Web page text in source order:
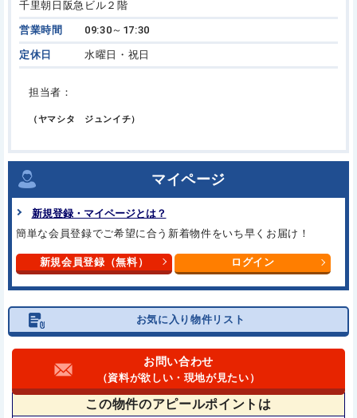
千里朝日阪急ビル２階
営業時間 09:30～17:30
定休日 水曜日・祝日
担当者：
（ヤマシタ ジュンイチ）
マイページ
新規登録・マイページとは？
簡単な会員登録でご希望に合う新着物件をいち早くお届け！
新規会員登録（無料） ログイン
お気に入り物件リスト
お問い合わせ
（資料が欲しい・現地が見たい）
この物件のアピールポイントは